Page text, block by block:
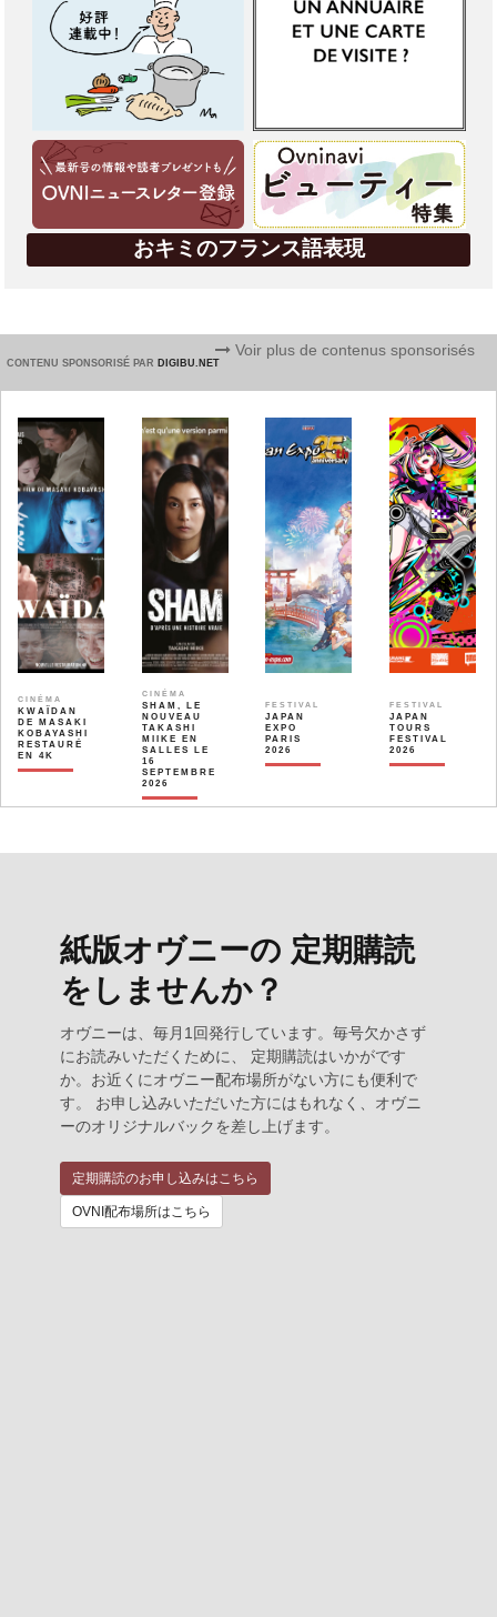
おキミのフランス語表現
CONTENU SPONSORISÉ PAR DIGIBU.NET
Voir plus de contenus sponsorisés
CINÉMA
KWAÏDAN
DE MASAKI
KOBAYASHI
RESTAURÉ
EN 4K
CINÉMA
SHAM, LE
NOUVEAU
TAKASHI
MIIKE EN
SALLES LE
16
SEPTEMBRE
2026
FESTIVAL
JAPAN
EXPO
PARIS
2026
FESTIVAL
JAPAN
TOURS
FESTIVAL
2026
紙版オヴニーの 定期購読
をしませんか？
オヴニーは、毎月1回発行しています。毎号欠かさず
にお読みいただくために、 定期購読はいかがです
か。お近くにオヴニー配布場所がない方にも便利で
す。 お申し込みいただいた方にはもれなく、オヴニ
ーのオリジナルバックを差し上げます。
定期購読のお申し込みはこちら
OVNI配布場所はこちら